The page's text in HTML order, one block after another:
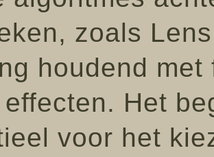
zoals
houdend
Het
voor het